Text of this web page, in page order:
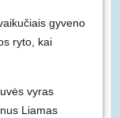
gyveno
ryto, kai
vyras
Liamas